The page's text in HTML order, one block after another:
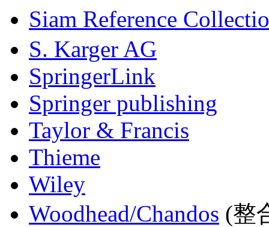
Siam Reference
S. Karger AG
SpringerLink
Springer publishing
Taylor & Francis
Thieme
Wiley
Woodhead/Chandos (整